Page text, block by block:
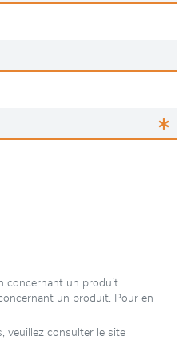
concernant un produit.
un produit. Pour en
veuillez consulter le site